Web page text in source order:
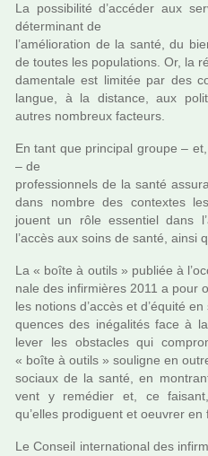
La pos­si­bi­lité d’accé­der aux
déter­mi­nant de
l’amé­lio­ra­tion de la santé, du
de toutes les popu­la­tions. Or, la
da­men­tale est limi­tée par des
langue, à la dis­tance, aux
autres nom­breux fac­teurs.
En tant que prin­ci­pal groupe –
– de
pro­fes­sion­nels de la santé
dans nombre des contex­tes
jouent un rôle essen­tiel dans
l’accès aux soins de santé, ainsi
La « boîte à outils » publiée à
nale des infir­miè­res 2011 a pour
les notions d’accès et d’équité
quen­ces des iné­ga­li­tés face à
lever les obs­ta­cles qui
« boîte à outils » sou­li­gne en
sociaux de la santé, en
vent y remé­dier et, ce
qu’elles pro­di­guent et oeu­vrer en
Le Conseil inter­na­tio­nal des